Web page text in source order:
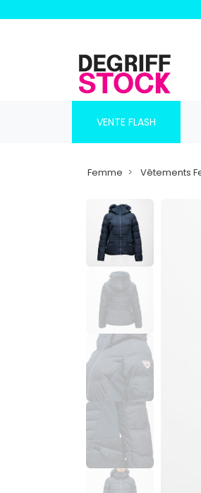
VENTE FLASH
Femme Vêtements